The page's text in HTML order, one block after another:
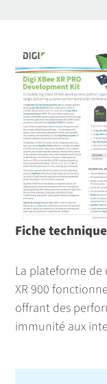
La plateforme de
XR 900
offrant des
immunité aux
Fiche technique